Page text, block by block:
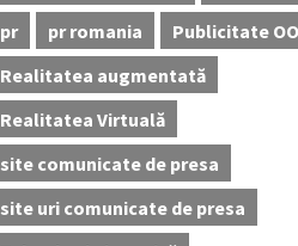
pr
pr romania
Publicitate
Realitatea augmentată
Realitatea Virtuală
site comunicate de presa
site uri comunicate de presa